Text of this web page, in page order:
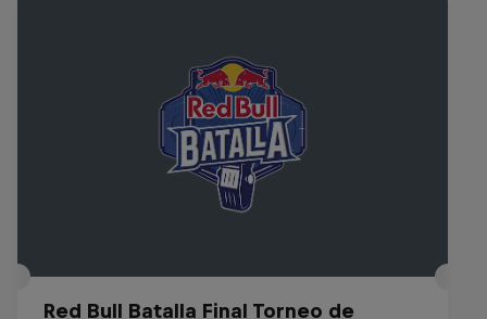
Red Bull Batalla Final Torneo de